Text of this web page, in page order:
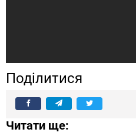
Поділитися
Читати ще: